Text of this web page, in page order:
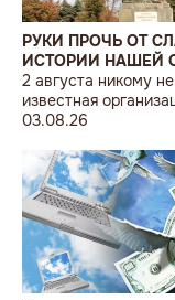
РУКИ ПРОЧЬ ОТ
ИСТОРИИ НАШЕЙ
2 августа никому не
известная
«Лига бессарабских
Кишиневе
акцию «В
без советских
03.08.26